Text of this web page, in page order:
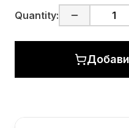
Quantity: